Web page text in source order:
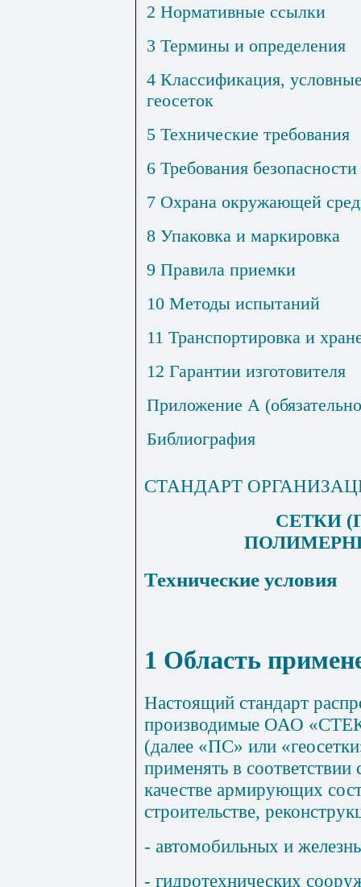
2 Нормативные ссылки
3 Термины и определения
4 Классификация,
геосеток
5 Технические требования
6 Требования безопасности
7 Охрана окружающей
8 Упаковка и маркировка
9 Правила приемки
10 Методы испытаний
11 Транспортировка и
12 Гарантии изготовителя
Приложение А
Библиография
СТАНДАРТ
СЕТКИ
Технические условия
1 Область
Настоящий стандарт
производимые ОАО
(далее «ПС» или
применять в
качестве армирующих
строительстве,
- автомобильных и
- гидротехнических